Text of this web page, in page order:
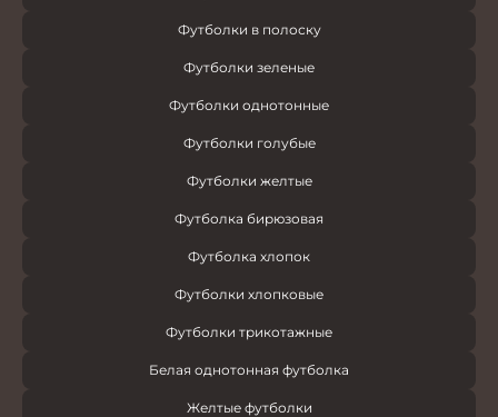
Футболки в полоску
Футболки зеленые
Футболки однотонные
Футболки голубые
Футболки желтые
Футболка бирюзовая
Футболка хлопок
Футболки хлопковые
Футболки трикотажные
Белая однотонная футболка
Желтые футболки